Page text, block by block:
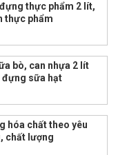
thực phẩm 2 lít,
thực phẩm
bò, can nhựa 2 lít
đựng sữa hạt
hóa chất theo yêu
chất lượng